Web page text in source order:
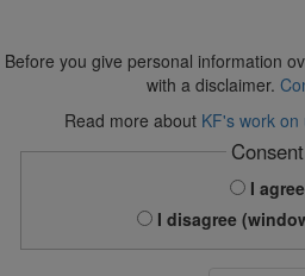
Before you give personal information
with a disclaimer.
Read more about KF's work
Consent
I agree
I disagree